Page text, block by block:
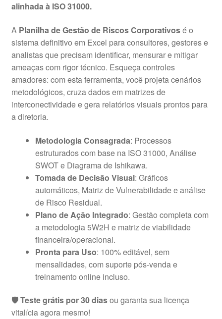
era:
alinhada à ISO 31000.
A Planilha de Gestão de Riscos Corporativosé o
sistema definitivo em Excel para consultores, gestores e
analistas que precisam identificar, mensurar e mitigar
ameaças com rigor técnico. Esqueça controles
amadores: com esta ferramenta, você projeta cenários
metodológicos, cruza dados em matrizes de
interconectividade e gera relatórios visuais prontos para
a diretoria.
Metodologia Consagrada: Processos
estruturados com base na ISO 31000, Análise
SWOT e Diagrama de Ishikawa.
Tomada de Decisão Visual: Gráficos
automáticos, Matriz de Vulnerabilidade e análise
de Risco Residual.
Plano de Ação Integrado: Gestão completa com
a metodologia 5W2H e matriz de viabilidade
financeira/operacional.
Pronta para Uso: 100% editável, sem
mensalidades, com suporte pós-venda e
treinamento online incluso.
🛡️ Teste grátis por 30 diasou garanta sua licença
vitalícia agora mesmo!